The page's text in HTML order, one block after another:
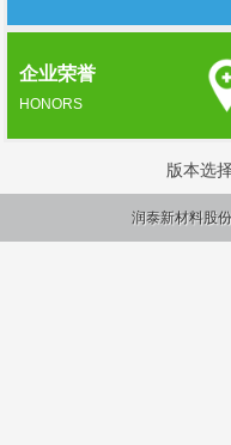
企业荣誉
HONORS
版本选择
润泰新材料股